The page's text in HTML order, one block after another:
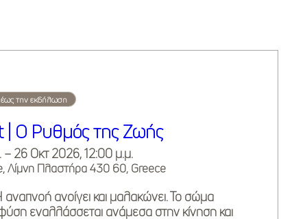
έως την εκδήλωση
| Ο Ρυθμός της Ζωής
26 Οκτ 2026, 12:00 μ.μ.
Λίμνη Πλαστήρα 430 60, Greece
ανοίγει και μαλακώνει. Το σώμα
εναλλάσσεται ανάμεσα στην κίνηση και